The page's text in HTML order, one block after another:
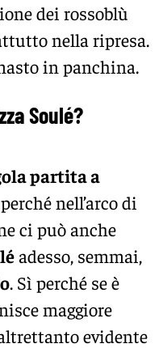
dei rossoblù
nella ripresa.
in panchina.
Soulé?
partita a
perché nell’arco di
ci può anche
adesso, semmai,
. Sì perché se è
maggiore
evidente